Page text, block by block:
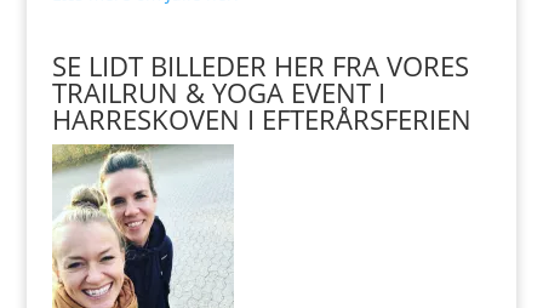
SE LIDT BILLEDER HER FRA VORES
TRAILRUN & YOGA EVENT I
HARRESKOVEN I EFTERÅRSFERIEN